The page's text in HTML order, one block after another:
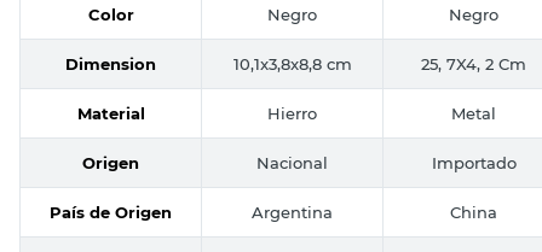
Color Negro Negro
Dimension 10,1x3,8x8,8 cm 25, 7X4, 2 Cm
Material Hierro Metal
Origen Nacional Importado
País de Origen Argentina China